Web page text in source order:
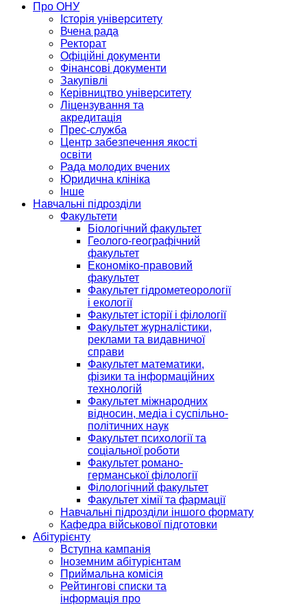
Про ОНУ
Історія університету
Вчена рада
Ректорат
Офіційні документи
Фінансові документи
Закупівлі
Керівництво університету
Ліцензування та
акредитація
Прес-служба
Центр забезпечення якості
освіти
Рада молодих вчених
Юридична клініка
Інше
Навчальні підрозділи
Факультети
Біологічний факультет
Геолого-географічний
факультет
Економіко-правовий
факультет
Факультет гідрометеорології
і екології
Факультет історії і філології
Факультет журналістики,
реклами та видавничої
справи
Факультет математики,
фізики та інформаційних
технологій
Факультет міжнародних
відносин, медіа і суспільно-
політичних наук
Факультет психології та
соціальної роботи
Факультет романо-
германської філології
Філологічний факультет
Факультет хімії та фармації
Навчальні підрозділи іншого формату
Кафедра військової підготовки
Абітурієнту
Вступна кампанія
Іноземним абітурієнтам
Приймальна комісія
Рейтингові списки та
інформація про